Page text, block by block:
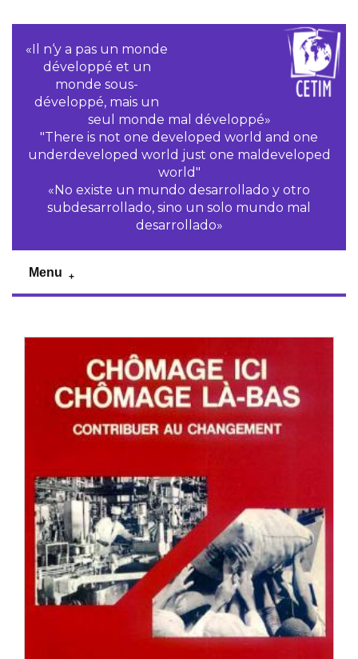
«Il n‘y a pas un monde
développé et un
monde sous-
développé, mais un
seul monde mal développé»
"There is not one developed world and one
underdeveloped world just one maldeveloped
world"
«No existe un mundo desarrollado y otro
subdesarrollado, sino un solo mundo mal
desarrollado»
Menu